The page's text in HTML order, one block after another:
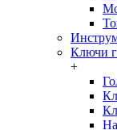
Ключи
+